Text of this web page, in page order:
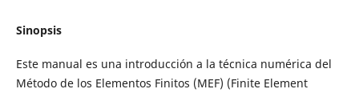
Sinopsis
Este manual es una introducción a la técnica numérica del
Método de los Elementos Finitos (MEF) (Finite Element